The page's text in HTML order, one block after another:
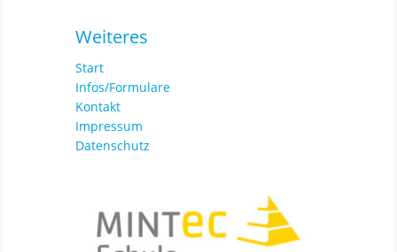
Weiteres
Start
Infos/Formulare
Kontakt
Impressum
Datenschutz